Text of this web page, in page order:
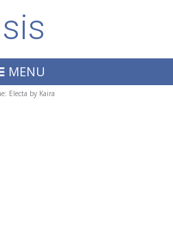
MENU
Electa by Kaira